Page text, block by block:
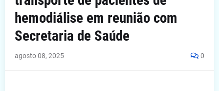
hemodiálise em reunião com
Secretaria de Saúde
agosto 08, 2025 0